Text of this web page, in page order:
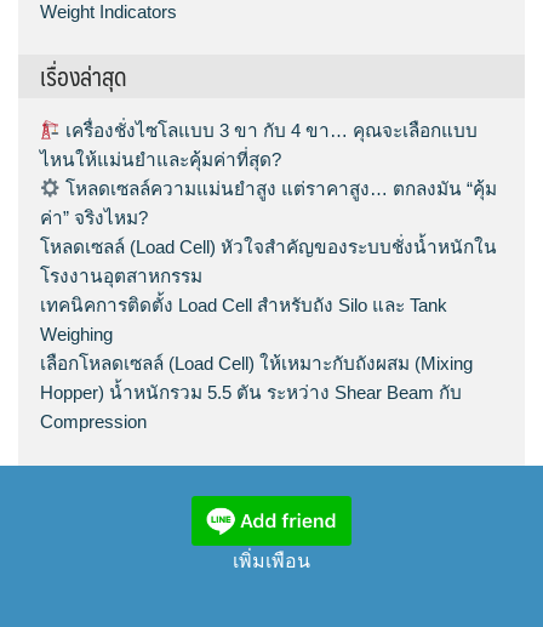
Weight Indicators
เรื่องล่าสุด
เครื่องชั่งไซโลแบบ 3 ขา กับ 4 ขา… คุณจะเลือกแบบ
ไหนให้แม่นยำและคุ้มค่าที่สุด?
โหลดเซลล์ความแม่นยำสูง แต่ราคาสูง… ตกลงมัน “คุ้ม
ค่า” จริงไหม?
โหลดเซลล์ (Load Cell) หัวใจสำคัญของระบบชั่งน้ำหนักใน
โรงงานอุตสาหกรรม
เทคนิคการติดตั้ง Load Cell สำหรับถัง Silo และ Tank
Weighing
เลือกโหลดเซลล์ (Load Cell) ให้เหมาะกับถังผสม (Mixing
Hopper) น้ำหนักรวม 5.5 ตัน ระหว่าง Shear Beam กับ
Compression
เพิ่มเพือน